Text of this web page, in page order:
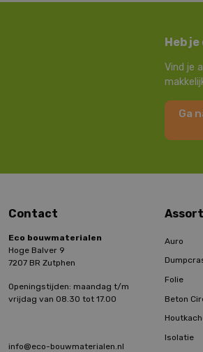
Heb
Vind je
Ga
Contact
Eco bouwmaterialen
Hoge Balver 9
7207 BR Zutphen
Openingstijden: maandag t/m
vrijdag van 08.30 tot 17.00
info@eco-bouwmaterialen.nl
Auro
Folie
Beton
Isolatie